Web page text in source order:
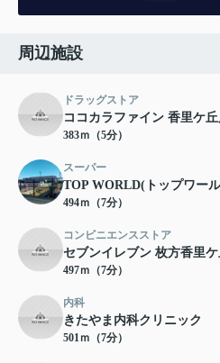
周辺施設
ドラッグストア
ココカラファイン 香里ケ
383ｍ（5分）
スーパー
TOP WORLD(トップワー
494ｍ（7分）
コンビニエンスストア
セブンイレブン 枚方香里
497ｍ（7分）
内科
きたやま内科クリニック
501ｍ（7分）